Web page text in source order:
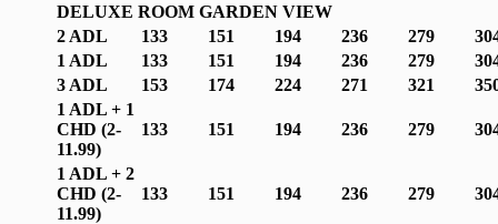
DELUXE ROOM GARDEN VIEW
2 ADL
133 151 194 236 279
1 ADL
133 151 194 236 279
3 ADL
153 174 224 271 321
1 ADL + 1
CHD (2-
11.99)
133 151 194 236 279
1 ADL + 2
CHD (2-
11.99)
133 151 194 236 279